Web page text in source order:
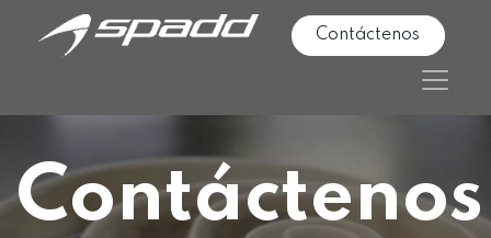
Contáctenos
Contáctenos